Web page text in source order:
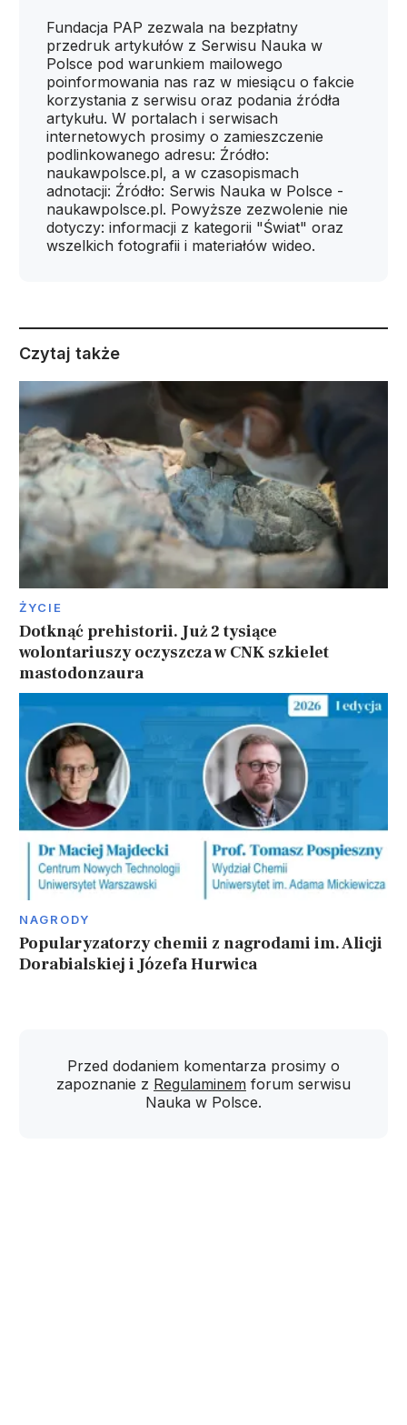
Fundacja PAP zezwala na bezpłatny
przedruk artykułów z Serwisu Nauka w
Polsce pod warunkiem mailowego
poinformowania nas raz w miesiącu o fakcie
korzystania z serwisu oraz podania źródła
artykułu. W portalach i serwisach
internetowych prosimy o zamieszczenie
podlinkowanego adresu: Źródło:
naukawpolsce.pl, a w czasopismach
adnotacji: Źródło: Serwis Nauka w Polsce -
naukawpolsce.pl. Powyższe zezwolenie nie
dotyczy: informacji z kategorii "Świat" oraz
wszelkich fotografii i materiałów wideo.
Czytaj także
ŻYCIE
Dotknąć prehistorii. Już 2 tysiące
wolontariuszy oczyszcza w CNK szkielet
mastodonzaura
NAGRODY
Popularyzatorzy chemii z nagrodami im. Alicji
Dorabialskiej i Józefa Hurwica
Przed dodaniem komentarza prosimy o
zapoznanie z Regulaminem forum serwisu
Nauka w Polsce.